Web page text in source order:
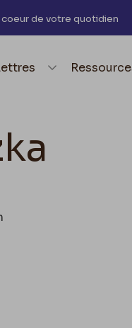
coeur de votre quotidien